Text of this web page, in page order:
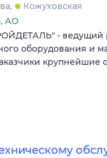
Кожуховская
АО
- ведущий
оборудования и
крупнейшие